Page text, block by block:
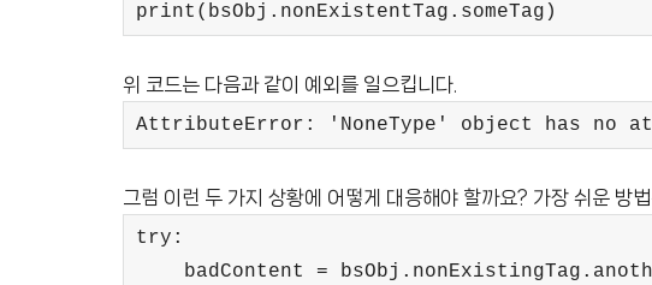
print(bsObj.nonExistentTag.someTag)
위 코드는 다음과 같이 예외를 일으킵니다.
AttributeError: 'NoneType' object has no
그럼 이런 두 가지 상황에 어떻게 대응해야 할까요? 가장 쉬운 방
try:
badContent =